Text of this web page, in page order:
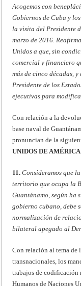
Acogemos con
Gobiernos de Cuba y
la visita del Presidente
marzo de 2016.
Unidos a que, sin
comercial y financiero
más de cinco décadas,
Presidente de los
ejecutivas para
Con relación a la
base naval de
pronuncian de la
UNIDOS DE
11. Consideramos que
territorio que ocupa la
Guantánamo, según ha
gobierno cubano, debe
normalización de
bilateral apegado al
Con relación al tema de
transnacionales, los
trabajos de codificación
Humanos de Naciones